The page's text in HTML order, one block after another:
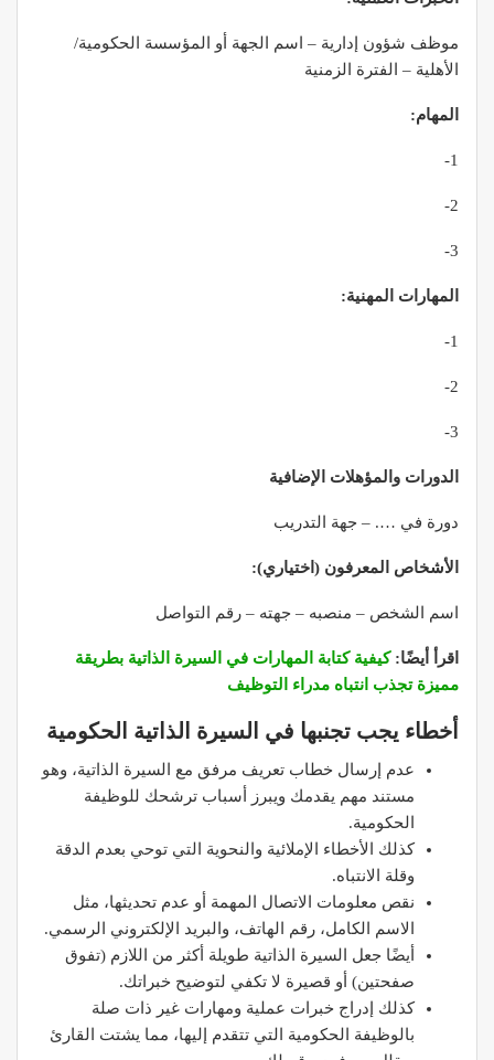
موظف شؤون إدارية – اسم الجهة أو المؤسسة الحكومية/
الأهلية – الفترة الزمنية
المهام:
1-
2-
3-
المهارات المهنية:
1-
2-
3-
الدورات والمؤهلات الإضافية
دورة في …. – جهة التدريب
الأشخاص المعرفون (اختياري):
اسم الشخص – منصبه – جهته – رقم التواصل
اقرأ أيضًا:كيفية كتابة المهارات في السيرة الذاتية بطريقة
مميزة تجذب انتباه مدراء التوظيف
أخطاء يجب تجنبها في السيرة الذاتية الحكومية
عدم إرسال خطاب تعريف مرفق مع السيرة الذاتية، وهو
مستند مهم يقدمك ويبرز أسباب ترشحك للوظيفة
الحكومية.
كذلك الأخطاء الإملائية والنحوية التي توحي بعدم الدقة
وقلة الانتباه.
نقص معلومات الاتصال المهمة أو عدم تحديثها، مثل
الاسم الكامل، رقم الهاتف، والبريد الإلكتروني الرسمي.
أيضًا جعل السيرة الذاتية طويلة أكثر من اللازم (تفوق
صفحتين) أو قصيرة لا تكفي لتوضيح خبراتك.
كذلك إدراج خبرات عملية ومهارات غير ذات صلة
بالوظيفة الحكومية التي تتقدم إليها، مما يشتت القارئ